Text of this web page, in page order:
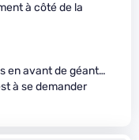
à côté de la
en avant de géant…
à se demander